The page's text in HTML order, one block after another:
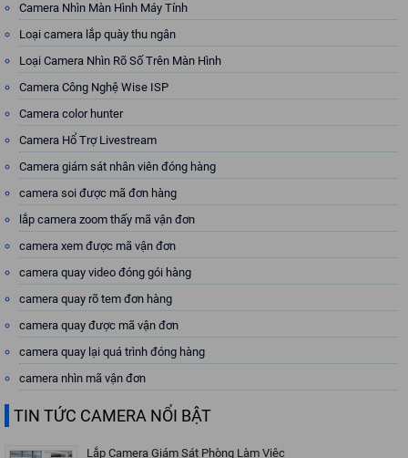
Camera Nhìn Màn Hình Máy Tính
Loại camera lắp quày thu ngân
Loại Camera Nhìn Rõ Số Trên Màn Hình
Camera Công Nghệ Wise ISP
Camera color hunter
Camera Hổ Trợ Livestream
Camera giám sát nhân viên đóng hàng
camera soi được mã đơn hàng
lắp camera zoom thấy mã vận đơn
camera xem được mã vận đơn
camera quay video đóng gói hàng
camera quay rõ tem đơn hàng
camera quay được mã vận đơn
camera quay lại quá trình đóng hàng
camera nhìn mã vận đơn
TIN TỨC CAMERA NỔI BẬT
Lắp Camera Giám Sát Phòng Làm Việc